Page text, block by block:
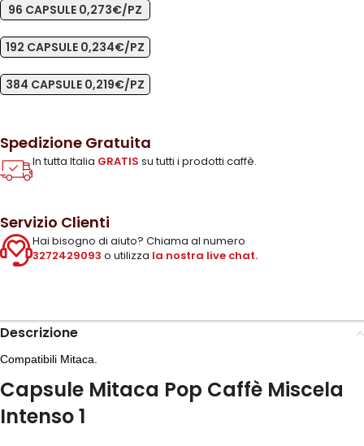
96 CAPSULE 0,273€/PZ
192 CAPSULE 0,234€/PZ
384 CAPSULE 0,219€/PZ
Spedizione Gratuita
In tutta Italia GRATIS su tutti i prodotti caffè.
Servizio Clienti
Hai bisogno di aiuto? Chiama al numero
3272429093 o utilizza la nostra live chat.
Descrizione
Compatibili Mitaca.
Capsule Mitaca Pop Caffè Miscela
Intenso 1